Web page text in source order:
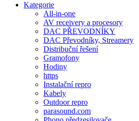
Kategorie
All-in-one
AV receivery a procesory
DAC PŘEVODNÍKY
DAC Převodníky, Streamery
Distribuční řešení
Gramofony
Hodiny
https
Instalační repro
Kabely
Outdoor repro
parasound.com